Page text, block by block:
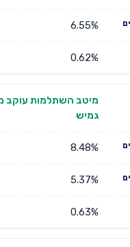
6.55%
0.62%
מיטב השתלמות עוקב
גמיש
8.48%
5.37%
0.63%